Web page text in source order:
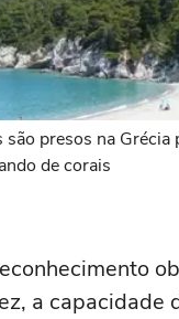
são presos na Grécia
de corais
a capacidade